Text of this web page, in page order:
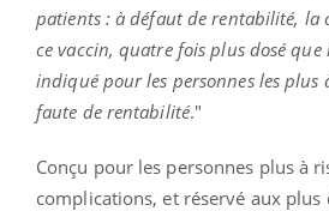
patients : à défaut de rentabilité, la
ce vaccin, quatre fois plus dosé que
indiqué pour les personnes les plus
faute de rentabilité."
Conçu pour les personnes plus à
complications, et réservé aux plus